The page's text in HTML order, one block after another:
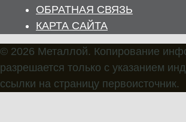
ОБРАТНАЯ СВЯЗЬ
КАРТА САЙТА
© 2026 Металлой. Копирование
разрешается только с указанием
ссылки на страницу первоисточник.